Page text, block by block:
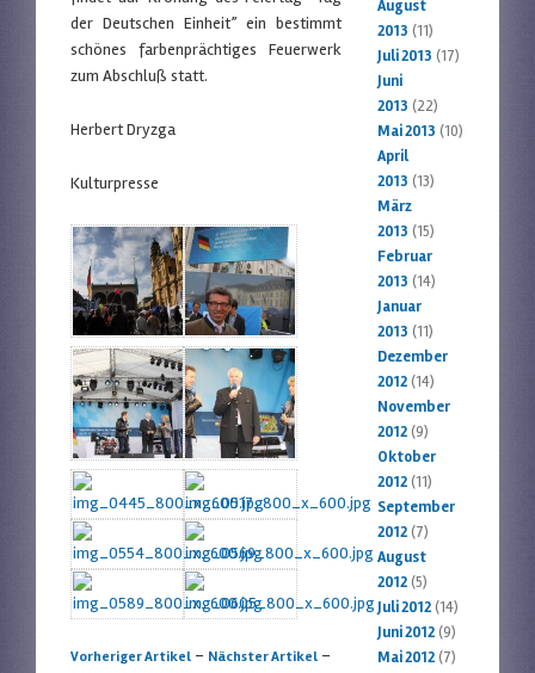
der Deutschen Einheit” ein bestimmt
schönes farbenprächtiges Feuerwerk
zum Abschluß statt.
Herbert Dryzga
Kulturpresse
Artikelnavigation
Vorheriger Artikel - Nächster Artikel -
August
2013 (11)
Juli 2013 (17)
Juni
2013 (22)
Mai 2013 (10)
April
2013 (13)
März
2013 (15)
Februar
2013 (14)
Januar
2013 (11)
Dezember
2012(14)
November
2012(9)
Oktober
2012(11)
September
2012(7)
August
2012(5)
Juli 2012(14)
Juni 2012(9)
Mai 2012(7)